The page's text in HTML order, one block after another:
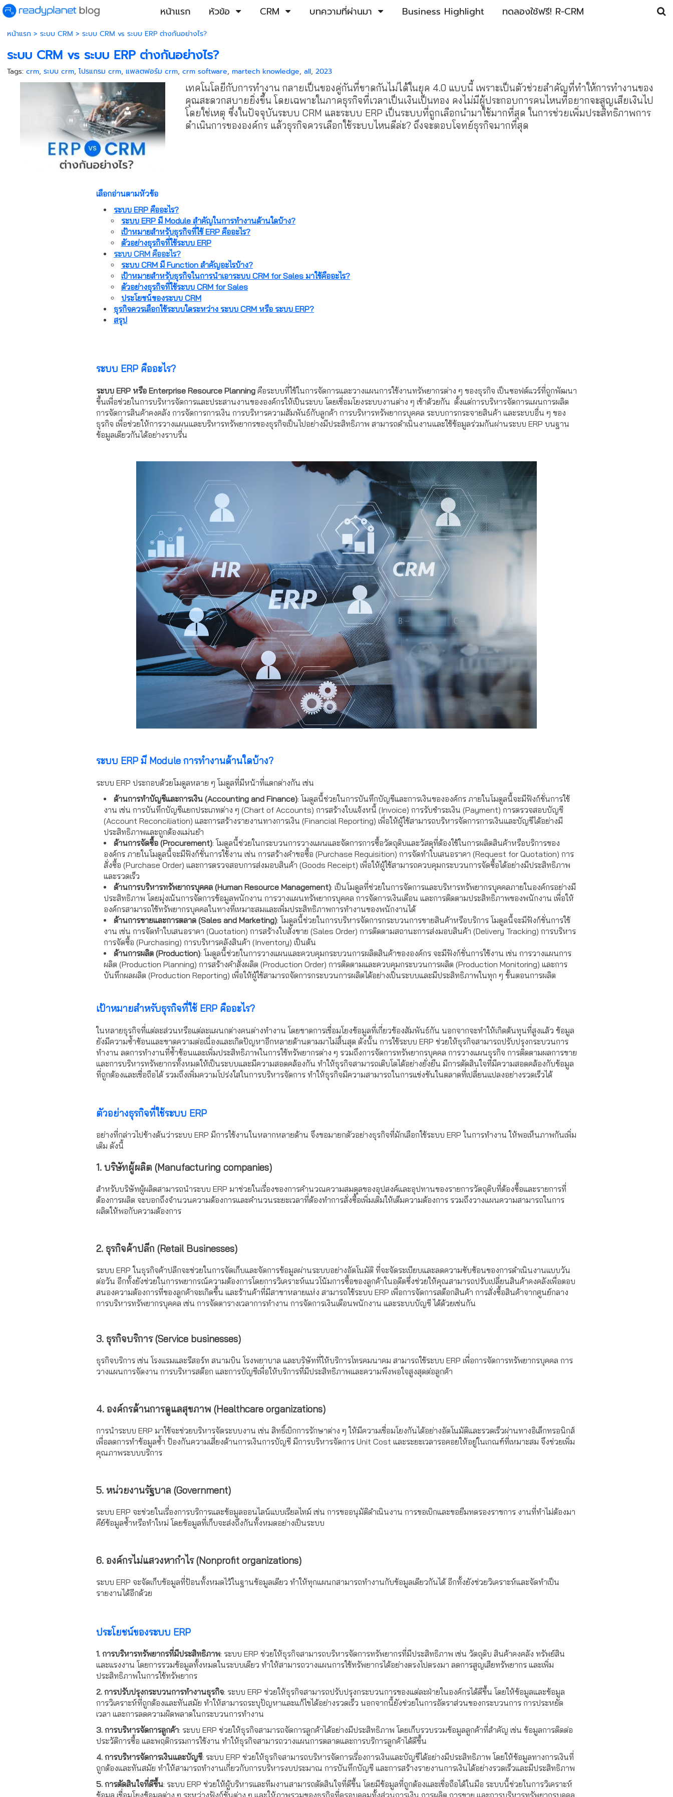
หน้าแรก หัวข้อ CRM บทความที่ผ่านมา Business Highlight ทดลองใช้ฟรี! R-CRM
หน้าแรก > ระบบ CRM > ระบบ CRM vs ระบบ ERP ต่างกันอย่างไร?
ระบบ CRM vs ระบบ ERP ต่างกันอย่างไร?
Tags: crm, ระบบ crm, โปรแกรม crm, แพลตฟอร์ม crm, crm software, martech knowledge, all, 2023
เทคโนโลยีกับการทำงาน กลายเป็นของคู่กันที่ขาดกันไม่ได้ในยุค 4.0 แบบนี้ เพราะเป็นตัวช่วยสำคัญที่ทำให้การทำงานของ
คุณสะดวกสบายยิ่งขึ้น โดยเฉพาะในภาคธุรกิจที่เวลาเป็นเงินเป็นทอง คงไม่มีผู้ประกอบการคนไหนที่อยากจะสูญเสียเงินไป
โดยใช่เหตุ ซึ่งในปัจจุบันระบบ CRM และระบบ ERP เป็นระบบที่ถูกเลือกนำมาใช้มากที่สุด ในการช่วยเพิ่มประสิทธิภาพการ
ดำเนินการขององค์กร แล้วธุรกิจควรเลือกใช้ระบบไหนดีล่ะ? ถึงจะตอบโจทย์ธุรกิจมากที่สุด
เลือกอ่านตามหัวข้อ
ระบบ ERP คืออะไร?
ระบบ ERP มี Module สำคัญในการทำงานด้านใดบ้าง?
เป้าหมายสำหรับธุรกิจที่ใช้ ERP คืออะไร?
ตัวอย่างธุรกิจที่ใช้ระบบ ERP
ระบบ CRM คืออะไร?
ระบบ CRM มี Function สำคัญอะไรบ้าง?
เป้าหมายสำหรับธุรกิจในการนำเอาระบบ CRM for Sales มาใช้คืออะไร?
ตัวอย่างธุรกิจที่ใช้ระบบ CRM for Sales
ประโยชน์ของระบบ CRM
ธุรกิจควรเลือกใช้ระบบใดระหว่าง ระบบ CRM หรือ ระบบ ERP?
สรุป
ระบบ ERP คืออะไร?
ระบบ ERP หรือ Enterprise Resource Planning คือระบบที่ใช้ในการจัดการและวางแผนการใช้งานทรัพยากรต่าง ๆ ของธุรกิจ เป็นซอฟต์แวร์ที่ถูกพัฒนา
ขึ้นเพื่อช่วยในการบริหารจัดการและประสานงานขององค์กรให้เป็นระบบ โดยเชื่อมโยงระบบงานต่าง ๆ เข้าด้วยกัน ตั้งแต่การบริหารจัดการแผนการผลิต
การจัดการสินค้าคงคลัง การจัดการการเงิน การบริหารความสัมพันธ์กับลูกค้า การบริหารทรัพยากรบุคคล ระบบการกระจายสินค้า และระบบอื่น ๆ ของ
ธุรกิจ เพื่อช่วยให้การวางแผนและบริหารทรัพยากรของธุรกิจเป็นไปอย่างมีประสิทธิภาพ สามารถดำเนินงานและใช้ข้อมูลร่วมกันผ่านระบบ ERP บนฐาน
ข้อมูลเดียวกันได้อย่างราบรื่น
ระบบ ERP มี Module การทำงานด้านใดบ้าง?
ระบบ ERP ประกอบด้วยโมดูลหลาย ๆ โมดูลที่มีหน้าที่แตกต่างกัน เช่น
ด้านการทำบัญชีและการเงิน (Accounting and Finance): โมดูลนี้ช่วยในการบันทึกบัญชีและการเงินขององค์กร ภายในโมดูลนี้จะมีฟังก์ชั่นการใช้
งาน เช่น การบันทึกบัญชีแยกประเภทต่าง ๆ (Chart of Accounts) การสร้างใบแจ้งหนี้ (Invoice) การรับชำระเงิน (Payment) การตรวจสอบบัญชี
(Account Reconciliation) และการสร้างรายงานทางการเงิน (Financial Reporting) เพื่อให้ผู้ใช้สามารถบริหารจัดการการเงินและบัญชีได้อย่างมี
ประสิทธิภาพและถูกต้องแม่นยำ
ด้านการจัดซื้อ (Procurement): โมดูลนี้ช่วยในกระบวนการวางแผนและจัดการการซื้อวัตถุดิบและวัสดุที่ต้องใช้ในการผลิตสินค้าหรือบริการของ
องค์กร ภายในโมดูลนี้จะมีฟังก์ชั่นการใช้งาน เช่น การสร้างคำขอซื้อ (Purchase Requisition) การจัดทำใบเสนอราคา (Request for Quotation) การ
สั่งซื้อ (Purchase Order) และการตรวจสอบการส่งมอบสินค้า (Goods Receipt) เพื่อให้ผู้ใช้สามารถควบคุมกระบวนการจัดซื้อได้อย่างมีประสิทธิภาพ
และรวดเร็ว
ด้านการบริหารทรัพยากรบุคคล (Human Resource Management): เป็นโมดูลที่ช่วยในการจัดการและบริหารทรัพยากรบุคคลภายในองค์กรอย่างมี
ประสิทธิภาพ โดยมุ่งเน้นการจัดการข้อมูลพนักงาน การวางแผนทรัพยากรบุคคล การจัดการเงินเดือน และการติดตามประสิทธิภาพของพนักงาน เพื่อให้
องค์กรสามารถใช้ทรัพยากรบุคคลในทางที่เหมาะสมและเพิ่มประสิทธิภาพการทำงานของพนักงานได้
ด้านการขายและการตลาด (Sales and Marketing): โมดูลนี้ช่วยในการบริหารจัดการกระบวนการขายสินค้าหรือบริการ โมดูลนี้จะมีฟังก์ชั่นการใช้
งาน เช่น การจัดทำใบเสนอราคา (Quotation) การสร้างใบสั่งขาย (Sales Order) การติดตามสถานะการส่งมอบสินค้า (Delivery Tracking) การบริหาร
การจัดซื้อ (Purchasing) การบริหารคลังสินค้า (Inventory) เป็นต้น
ด้านการผลิต (Production): โมดูลนี้ช่วยในการวางแผนและควบคุมกระบวนการผลิตสินค้าขององค์กร จะมีฟังก์ชั่นการใช้งาน เช่น การวางแผนการ
ผลิต (Production Planning) การสร้างคำสั่งผลิต (Production Order) การติดตามและควบคุมกระบวนการผลิต (Production Monitoring) และการ
บันทึกผลผลิต (Production Reporting) เพื่อให้ผู้ใช้สามารถจัดการกระบวนการผลิตได้อย่างเป็นระบบและมีประสิทธิภาพในทุก ๆ ขั้นตอนการผลิต
เป้าหมายสำหรับธุรกิจที่ใช้ ERP คืออะไร?
ในหลายธุรกิจที่แต่ละส่วนหรือแต่ละแผนกต่างคนต่างทำงาน โดยขาดการเชื่อมโยงข้อมูลที่เกี่ยวข้องสัมพันธ์กัน นอกจากจะทำให้เกิดต้นทุนที่สูงแล้ว ข้อมูล
ยังมีความซ้ำซ้อนและขาดความต่อเนื่องและเกิดปัญหาอีกหลายด้านตามมาไม่สิ้นสุด ดังนั้น การใช้ระบบ ERP ช่วยให้ธุรกิจสามารถปรับปรุงกระบวนการ
ทำงาน ลดการทำงานที่ซ้ำซ้อนและเพิ่มประสิทธิภาพในการใช้ทรัพยากรต่าง ๆ รวมถึงการจัดการทรัพยากรบุคคล การวางแผนธุรกิจ การติดตามผลการขาย
และการบริหารทรัพยากรทั้งหมดให้เป็นระบบและมีความสอดคล้องกัน ทำให้ธุรกิจสามารถเติบโตได้อย่างยั่งยืน มีการตัดสินใจที่มีความสอดคล้องกับข้อมูล
ที่ถูกต้องและเชื่อถือได้ รวมถึงเพิ่มความโปร่งใสในการบริหารจัดการ ทำให้ธุรกิจมีความสามารถในการแข่งขันในตลาดที่เปลี่ยนแปลงอย่างรวดเร็วได้
ตัวอย่างธุรกิจที่ใช้ระบบ ERP
อย่างที่กล่าวไปข้างต้นว่าระบบ ERP มีการใช้งานในหลากหลายด้าน จึงขอมายกตัวอย่างธุรกิจที่มักเลือกใช้ระบบ ERP ในการทำงาน ให้พอเห็นภาพกันเพิ่ม
เติม ดังนี้
1. บริษัทผู้ผลิต (Manufacturing companies)
สำหรับบริษัทผู้ผลิตสามารถนำระบบ ERP มาช่วยในเรื่องของการคำนวณความสมดุลของอุปสงค์และอุปทานของรายการวัตถุดิบที่ต้องซื้อและรายการที่
ต้องการผลิต จะบอกถึงจำนวนความต้องการและคำนวนระยะเวลาที่ต้องทำการสั่งซื้อเพิ่มเติมให้เต็มความต้องการ รวมถึงวางแผนความสามารถในการ
ผลิตให้พอกับความต้องการ
2. ธุรกิจค้าปลีก (Retail Businesses)
ระบบ ERP ในธุรกิจค้าปลีกจะช่วยในการจัดเก็บและจัดการข้อมูลผ่านระบบอย่างอัตโนมัติ ที่จะจัดระเบียบและลดความซับซ้อนของการดำเนินงานแบบวัน
ต่อวัน อีกทั้งยังช่วยในการพยากรณ์ความต้องการโดยการวิเคราะห์แนวโน้มการซื้อของลูกค้าในอดีตซึ่งช่วยให้คุณสามารถปรับเปลี่ยนสินค้าคงคลังเพื่อตอบ
สนองความต้องการที่ของลูกค้าจะเกิดขึ้น และร้านค้าที่มีสาขาหลายแห่ง สามารถใช้ระบบ ERP เพื่อการจัดการสต็อกสินค้า การสั่งซื้อสินค้าจากศูนย์กลาง
การบริหารทรัพยากรบุคคล เช่น การจัดตารางเวลาการทำงาน การจัดการเงินเดือนพนักงาน และระบบบัญชี ได้ด้วยเช่นกัน
3. ธุรกิจบริการ (Service businesses)
ธุรกิจบริการ เช่น โรงแรมและรีสอร์ท สนามบิน โรงพยาบาล และบริษัทที่ให้บริการโทรคมนาคม สามารถใช้ระบบ ERP เพื่อการจัดการทรัพยากรบุคคล การ
วางแผนการจัดงาน การบริหารสต็อก และการบัญชีเพื่อให้บริการที่มีประสิทธิภาพและความพึงพอใจสูงสุดต่อลูกค้า
4. องค์กรด้านการดูแลสุขภาพ (Healthcare organizations)
การนำระบบ ERP มาใช้จะช่วยบริหารจัดระบบงาน เช่น สิทธิ์เบิกการรักษาต่าง ๆ ให้มีความเชื่อมโยงกันได้อย่างอัตโนมัติและรวดเร็วผ่านทางอิเล็กทรอนิกส์
เพื่อลดการทำข้อมูลซ้ำ ป้องกันความเสี่ยงด้านการเงินการบัญชี มีการบริหารจัดการ Unit Cost และระยะเวลารอคอยให้อยู่ในเกณฑ์ที่เหมาะสม จึงช่วยเพิ่ม
คุณภาพระบบบริการ
5. หน่วยงานรัฐบาล (Government)
ระบบ ERP จะช่วยในเรื่องการบริการและข้อมูลออนไลน์แบบเรียลไทม์ เช่น การขออนุมัติดำเนินงาน การขอเบิกและขอยืมทดรองราชการ งานที่ทำไม่ต้องมา
คีย์ข้อมูลซ้ำหรือทำใหม่ โดยข้อมูลที่เก็บจะส่งถึงกันทั้งหมดอย่างเป็นระบบ
6. องค์กรไม่แสวงหากำไร (Nonprofit organizations)
ระบบ ERP จะจัดเก็บข้อมูลที่ป้อนทั้งหมดไว้ในฐานข้อมูลเดียว ทำให้ทุกแผนกสามารถทำงานกับข้อมูลเดียวกันได้ อีกทั้งยังช่วยวิเคราะห์และจัดทำเป็น
รายงานได้อีกด้วย
ประโยชน์ของระบบ ERP
1. การบริหารทรัพยากรที่มีประสิทธิภาพ: ระบบ ERP ช่วยให้ธุรกิจสามารถบริหารจัดการทรัพยากรที่มีประสิทธิภาพ เช่น วัตถุดิบ สินค้าคงคลัง ทรัพย์สิน
และแรงงาน โดยการรวมข้อมูลทั้งหมดในระบบเดียว ทำให้สามารถวางแผนการใช้ทรัพยากรได้อย่างตรงไปตรงมา ลดการสูญเสียทรัพยากร และเพิ่ม
ประสิทธิภาพในการใช้ทรัพยากร
2. การปรับปรุงกระบวนการทำงานธุรกิจ: ระบบ ERP ช่วยให้ธุรกิจสามารถปรับปรุงกระบวนการของแต่ละฝ่ายในองค์กรได้ดีขึ้น โดยให้ข้อมูลและข้อมูล
การวิเคราะห์ที่ถูกต้องและทันสมัย ทำให้สามารถระบุปัญหาและแก้ไขได้อย่างรวดเร็ว นอกจากนี้ยังช่วยในการอัตราส่วนของกระบวนการ การประหยัด
เวลา และการลดความผิดพลาดในกระบวนการทำงาน
3. การบริหารจัดการลูกค้า: ระบบ ERP ช่วยให้ธุรกิจสามารถจัดการลูกค้าได้อย่างมีประสิทธิภาพ โดยเก็บรวบรวมข้อมูลลูกค้าที่สำคัญ เช่น ข้อมูลการติดต่อ
ประวัติการซื้อ และพฤติกรรมการใช้งาน ทำให้ธุรกิจสามารถวางแผนการตลาดและการบริการลูกค้าได้ดีขึ้น
4. การบริหารจัดการเงินและบัญชี: ระบบ ERP ช่วยให้ธุรกิจสามารถบริหารจัดการเรื่องการเงินและบัญชีได้อย่างมีประสิทธิภาพ โดยให้ข้อมูลทางการเงินที่
ถูกต้องและทันสมัย ทำให้สามารถทำงานเกี่ยวกับการบริหารงบประมาณ การบันทึกบัญชี และการสร้างรายงานการเงินได้อย่างรวดเร็วและมีประสิทธิภาพ
5. การตัดสินใจที่ดีขึ้น: ระบบ ERP ช่วยให้ผู้บริหารและทีมงานสามารถตัดสินใจที่ดีขึ้น โดยมีข้อมูลที่ถูกต้องและเชื่อถือได้ในมือ ระบบนี้ช่วยในการวิเคราะห์